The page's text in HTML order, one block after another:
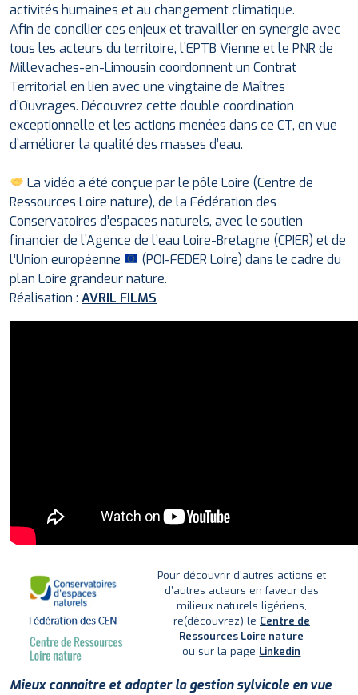
activités humaines et au changement climatique.
Afin de concilier ces enjeux et travailler en synergie avec
tous les acteurs du territoire, l’EPTB Vienne et le PNR de
Millevaches-en-Limousin coordonnent un Contrat
Territorial en lien avec une vingtaine de Maîtres
d’Ouvrages. Découvrez cette double coordination
exceptionnelle et les actions menées dans ce CT, en vue
d’améliorer la qualité des masses d’eau.
La vidéo a été conçue par le pôle Loire (Centre de
Ressources Loire nature), de la Fédération des
Conservatoires d’espaces naturels, avec le soutien
financier de l’Agence de l’eau Loire-Bretagne (CPIER) et de
l’Union européenne
(POI-FEDER Loire) dans le cadre du
plan Loire grandeur nature.
Réalisation : AVRIL FILMS
Pour découvrir d’autres actions et
d’autres acteurs en faveur des
milieux naturels ligériens,
re(découvrez) le Centre de
Ressources Loire nature
ou sur la page Linkedin
Mieux connaitre et adapter la gestion sylvicole en vue